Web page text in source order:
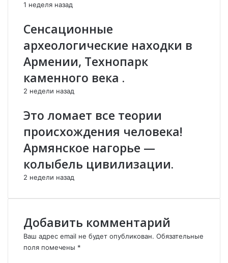
т
а
н
А
н
и
я
–
в
р
т
С
т
С
O
и
в
Н
А
Т
С
1 неделя назад
Сенсационные
археологические находки в
Армении, Технопарк
каменного века .
2 недели назад
Это ломает все теории
происхождения человека!
Армянское нагорье —
колыбель цивилизации.
2 недели назад
Добавить комментарий
Ваш адрес email не будет опубликован. Обязательные
поля помечены *